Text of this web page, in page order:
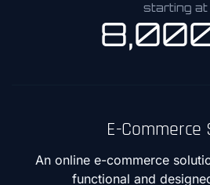
starting at
E-Commerce
An online e-commerce
functional and